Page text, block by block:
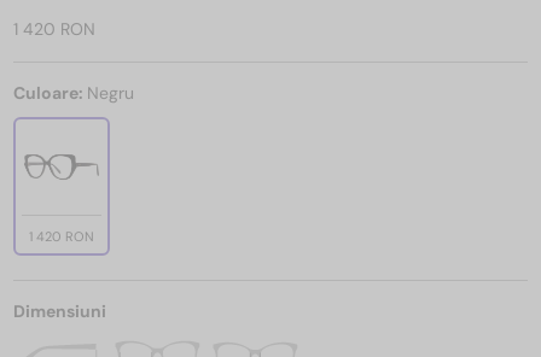
1 420 RON
Culoare: Negru
1 420 RON
Dimensiuni